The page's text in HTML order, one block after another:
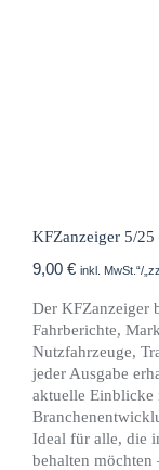
KFZanzeiger 5/25
9,00 € inkl. MwSt.“/
Der KFZanzeiger
Fahrberichte,
Nutzfahrzeuge,
jeder Ausgabe
aktuelle Einblicke
Ideal für alle, die
behalten möchten